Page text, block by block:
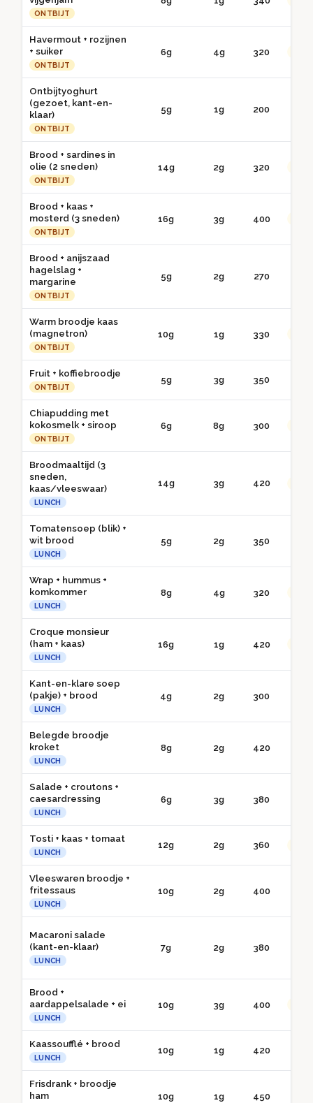
ONTBIJT
Havermout + rozijnen
+ suiker
ONTBIJT
6g 4g 320
Ontbijtyoghurt
(gezoet, kant-en-
klaar)
ONTBIJT
5g 1g 200
Brood + sardines in
olie (2 sneden)
ONTBIJT
14g 2g 320
Brood + kaas +
mosterd (3 sneden)
ONTBIJT
16g 3g 400
Brood + anijszaad
hagelslag +
margarine
ONTBIJT
5g 2g 270
Warm broodje kaas
(magnetron)
ONTBIJT
10g 1g 330
Fruit + koffiebroodje
ONTBIJT
5g 3g 350
Chiapudding met
kokosmelk + siroop
ONTBIJT
6g 8g 300
Broodmaaltijd (3
sneden,
kaas/vleeswaar)
LUNCH
14g 3g 420
Tomatensoep (blik) +
wit brood
LUNCH
5g 2g 350
Wrap + hummus +
komkommer
LUNCH
8g 4g 320
Croque monsieur
(ham + kaas)
LUNCH
16g 1g 420
Kant-en-klare soep
(pakje) + brood
LUNCH
4g 2g 300
Belegde broodje
kroket
LUNCH
8g 2g 420
Salade + croutons +
caesardressing
LUNCH
6g 3g 380
Tosti + kaas + tomaat
LUNCH
12g 2g 360
Vleeswaren broodje +
fritessaus
LUNCH
10g 2g 400
Macaroni salade
(kant-en-klaar)
LUNCH
7g 2g 380
Brood +
aardappelsalade + ei
LUNCH
10g 3g 400
Kaassoufflé + brood
LUNCH
10g 1g 420
Frisdrank + broodje
ham
10g 1g 450